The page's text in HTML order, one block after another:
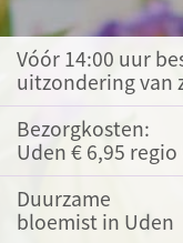
Vóór 14:00 uur
uitzondering van
Bezorgkosten:
Uden € 6,95
Duurzame
bloemist in Uden